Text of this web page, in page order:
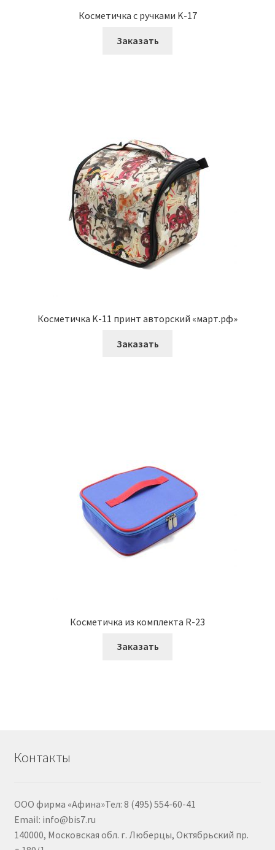
Косметичка с ручками K-17
Заказать
Косметичка K-11 принт авторский «март.рф»
Заказать
Косметичка из комплекта R-23
Заказать
Контакты
ООО фирма «Афина»Тел: 8 (495) 554-60-41
Email: info@bis7.ru
140000, Московская обл. г. Люберцы, Октябрьский пр.